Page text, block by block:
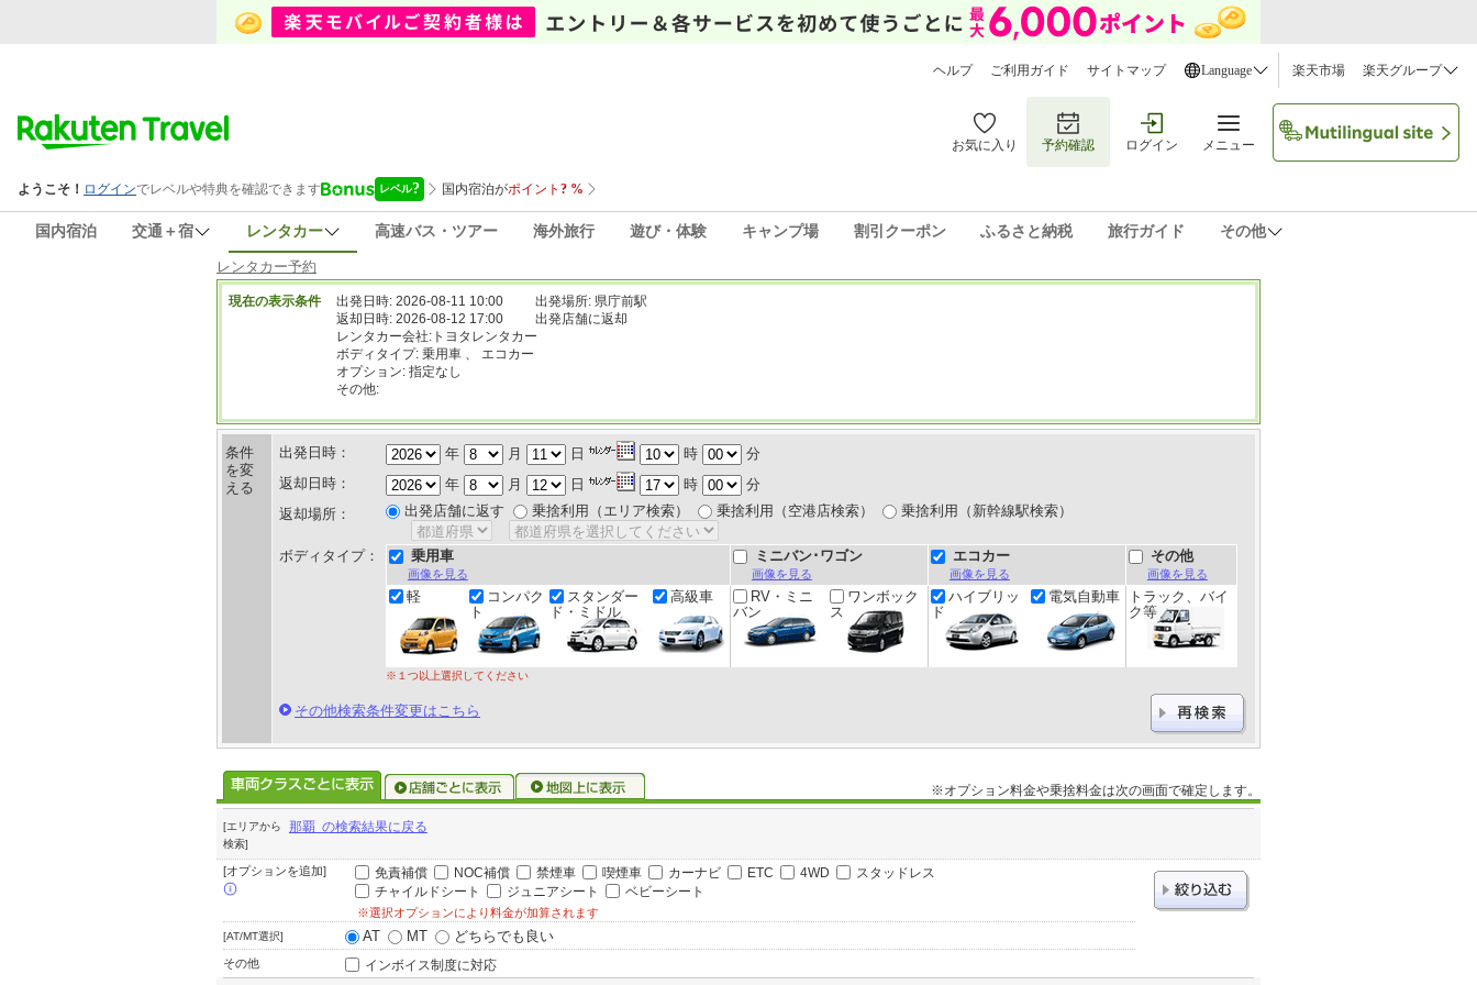
ヘルプ ご利用ガイド サイトマップ Language 楽天市場 楽天グループ
お気に入り 予約確認 ログイン メニュー
国内宿泊 交通＋宿 レンタカー 高速バス・ツアー 海外旅行 遊び・体験 キャンプ場 割引クーポン ふるさと納税 旅行ガイド その他
レンタカー予約
現在の表示条件 出発日時: 2026-08-11 10:00
出発場所: 県庁前駅
返却日時: 2026-08-12 17:00
出発店舗に返却
レンタカー会社:トヨタレンタカー
ボディタイプ: 乗用車 、 エコカー
オプション: 指定なし
その他:
条件
を変
える
出発日時： 年 月 日 時
分
返却日時：
年 月 日 時
分
返却場所：
出発店舗に返す 乗捨利用（エリア検索） 乗捨利用（空港店検索） 乗捨利用（新幹線駅検索）
ボディタイプ： 乗用車
画像を見る
ミニバン･ワゴン
画像を見る
エコカー
画像を見る
その他
画像を見る
軽
コンパク
ト
スタンダー
ド・ミドル
高級車
RV・ミニ
バン
ワンボック
ス
ハイブリッ
ド
電気自動車
トラック、バイ
ク等
※１つ以上選択してください
その他検索条件変更はこちら
※オプション料金や乗捨料金は次の画面で確定します。
[エリアから
検索]
那覇 の検索結果に戻る
[オプションを追加] 免責補償 NOC補償 禁煙車 喫煙車 カーナビ ETC 4WD
スタッドレス
チャイルドシート
ジュニアシート ベビーシート
※選択オプションにより料金が加算されます
[AT/MT選択] AT MT どちらでも良い
その他 インボイス制度に対応